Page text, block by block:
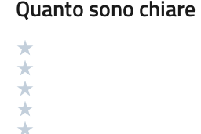
Quanto sono
Valutazione